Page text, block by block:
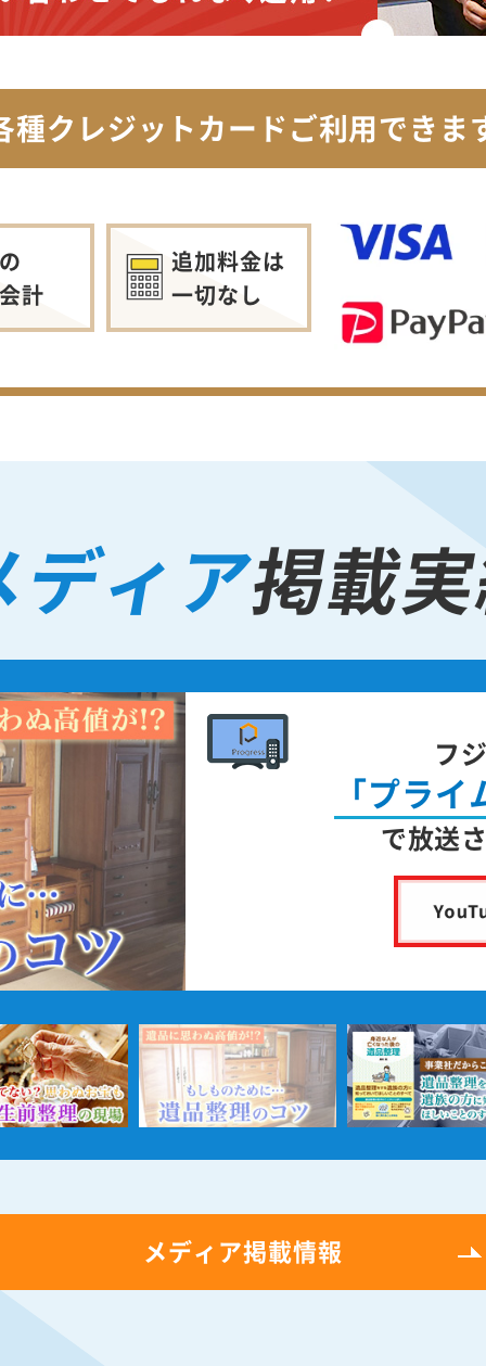
種クレジットカードご利用できま
計
追加料金は
一切なし
ディア掲載
フ
「プラ
で放送
メディア掲載情報